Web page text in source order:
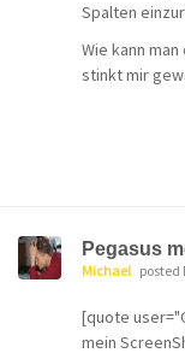
Spalten
Wie kann
stinkt mir
Pegasus
Michael posted
[quote
mein